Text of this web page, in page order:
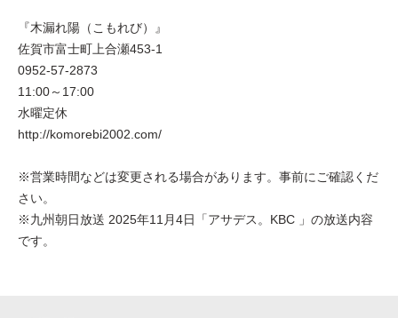
『木漏れ陽（こもれび）』
佐賀市富士町上合瀬453-1
0952-57-2873
11:00～17:00
水曜定休
http://komorebi2002.com/
※営業時間などは変更される場合があります。事前にご確認くだ
さい。
※九州朝日放送 2025年11月4日「アサデス。KBC 」の放送内容
です。